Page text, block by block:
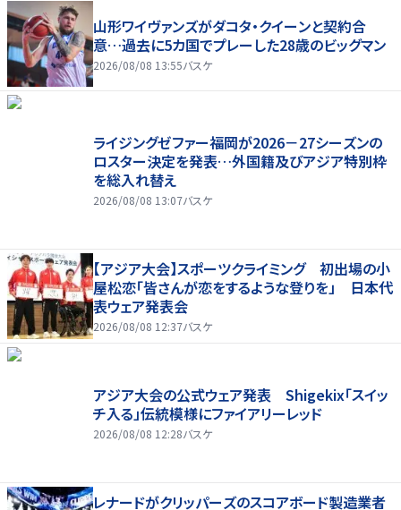
山形ワイヴァンズがダコタ・クイーンと契約合
意…過去に5カ国でプレーした28歳のビッグマン
2026/08/08 13:55バスケ
ライジングゼファー福岡が2026－27シーズンの
ロスター決定を発表…外国籍及びアジア特別枠
を総入れ替え
2026/08/08 13:07バスケ
【アジア大会】スポーツクライミング 初出場の小
屋松恋「皆さんが恋をするような登りを」 日本代
表ウェア発表会
2026/08/08 12:37バスケ
アジア大会の公式ウェア発表 Shigekix「スイッ
チ入る」伝統模様にファイアリーレッド
2026/08/08 12:28バスケ
レナードがクリッパーズのスコアボード製造業者